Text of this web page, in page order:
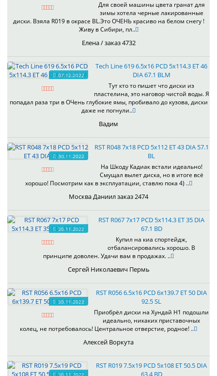
Для своей машины цвета гранат для
зимы хотела черные лакированные
диски. Взяла R019 в окрасе BL.Это ОЧЕНЬ красиво на белом снегу !
Живу в Сибири, пл..
Елена / заказ 4732
07.12.2022
Tech Line 619 6.5x16 PCD 5x114.3 ET 46
DIA 67.1 BLM
Тут кто то пишет что диски из
пластелина, это наговор чистой воды. Я
попадал раза три в ОЧень глубокие ямы, пробивало до кузова, диски
даже не погнули..
Вадим
30.11.2022
RST R048 7x18 PCD 5x112 ET 43 DIA 57.1
BL
На Шкоду Кадиак встали идеально!
Смущал вылет диска, но в итоге всё
хорошо! Посмотрим как в эксплуатации, ставлю пока 4) ..
Москва Даниил заказ 2474
30.11.2022
RST R067 7x17 PCD 5x114.3 ET 35 DIA
67.1 BD
Купил на киа спортейдж,
отбалансировались хорошо. В
принципе доволен. Удачи вам в продажах. ..
Сергей Николаевич Пермь
30.11.2022
RST R056 6.5x16 PCD 6x139.7 ET 50 DIA
92.5 SL
Приобрёл диски на Хундай H1 подошли
идеально, никаких приставочных
колец, не потребовалось! Центральное отверстие, родное! ..
Алексей Воркута
30.11.2022
RST R019 7.5x19 PCD 5x108 ET 50.5 DIA
63.4 BD